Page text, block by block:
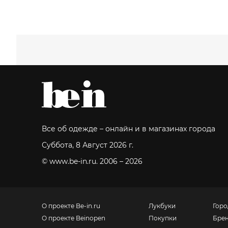
Все об одежде – онлайн и в магазинах города
Суббота, 8 Август 2026 г.
© www.be-in.ru. 2006 – 2026
О проекте Be-in.ru
О проекте Beinopen
Лукбуки
Покупки